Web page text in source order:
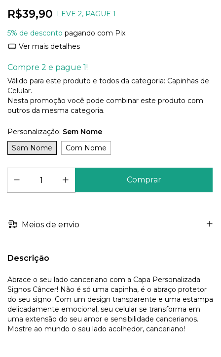
R$39,90 LEVE 2, PAGUE 1
5% de desconto pagando com Pix
Ver mais detalhes
Compre 2 e pague 1!
Válido para este produto e todos da categoria: Capinhas de
Celular.
Nesta promoção você pode combinar este produto com
outros da mesma categoria.
Personalização: Sem Nome
Sem Nome
Com Nome
Meios de envio
Descrição
Abrace o seu lado canceriano com a Capa Personalizada
Signos Câncer! Não é só uma capinha, é o abraço protetor
do seu signo. Com um design transparente e uma estampa
delicadamente emocional, seu celular se transforma em
uma extensão do seu amor e sensibilidade cancerianos.
Mostre ao mundo o seu lado acolhedor, canceriano!